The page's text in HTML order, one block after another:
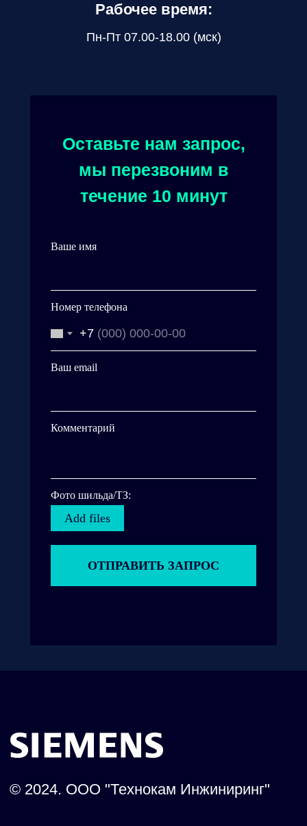
Оставьте нам запрос,
мы перезвоним в
течение 10 минут
Ваше имя
Номер телефона
+7
Ваш email
Комментарий
Фото шильда/ТЗ:
Add files
ОТПРАВИТЬ ЗАПРОС
Пн-Пт 07.00-18.00 (мск)
Рабочее время: